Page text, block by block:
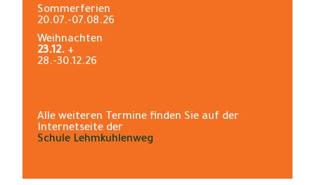
Sommerferien
20.07.-07.08.26
Weihnachten
23.12. +
28.-30.12.26
Alle weiteren Termine finden Sie auf der
Internetseite der
Schule Lehmkuhlenweg